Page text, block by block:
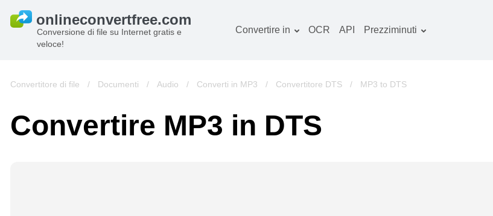
Conversione di file su Internet gratis e
veloce!
Convertire in
Immagine convertitore
Libri convertitore
OCR API Prezziminuti
Convertitore di file / Documenti / Audio / Converti in MP3 / Convertitore DTS / MP3 to DTS
Convertire MP3 in DTS